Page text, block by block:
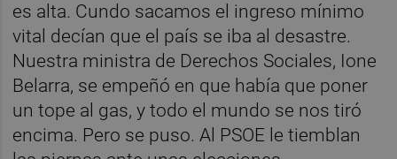
es alta. Cundo sacamos el ingreso mínimo
vital decían que el país se iba al desastre.
Nuestra ministra de Derechos Sociales, Ione
Belarra, se empeñó en que había que poner
un tope al gas, y todo el mundo se nos tiró
encima. Pero se puso. Al PSOE le tiemblan